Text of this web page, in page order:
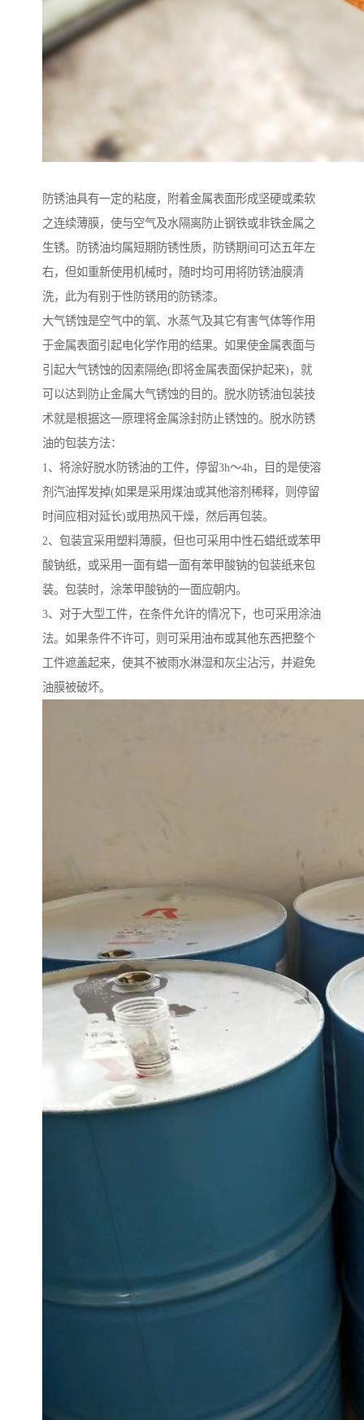
防锈油具有一定的粘度，附着金属表面形成坚硬或柔软
之连续薄膜，使与空气及水隔离防止钢铁或非铁金属之
生锈。防锈油均属短期防锈性质，防锈期间可达五年左
右，但如重新使用机械时，随时均可用将防锈油膜清
洗，此为有别于性防锈用的防锈漆。
大气锈蚀是空气中的氧、水蒸气及其它有害气体等作用
于金属表面引起电化学作用的结果。如果使金属表面与
引起大气锈蚀的因素隔绝(即将金属表面保护起来)，就
可以达到防止金属大气锈蚀的目的。脱水防锈油包装技
术就是根据这一原理将金属涂封防止锈蚀的。脱水防锈
油的包装方法：
1、将涂好脱水防锈油的工件，停留3h～4h，目的是使溶
剂汽油挥发掉(如果是采用煤油或其他溶剂稀释，则停留
时间应相对延长)或用热风干燥，然后再包装。
2、包装宜采用塑料薄膜，但也可采用中性石蜡纸或苯甲
酸钠纸，或采用一面有蜡一面有苯甲酸钠的包装纸来包
装。包装时，涂苯甲酸钠的一面应朝内。
3、对于大型工件，在条件允许的情况下，也可采用涂油
法。如果条件不许可，则可采用油布或其他东西把整个
工件遮盖起来，使其不被雨水淋湿和灰尘沾污，并避免
油膜被破坏。